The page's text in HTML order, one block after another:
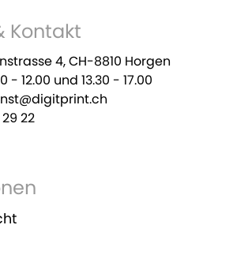
hoch und ergänzen die
Tasse mit Ihrem Text.
MEHR ERFAHREN
Kontakt
4, CH-8810 Horgen
- 12.00 und 13.30 - 17.00
22